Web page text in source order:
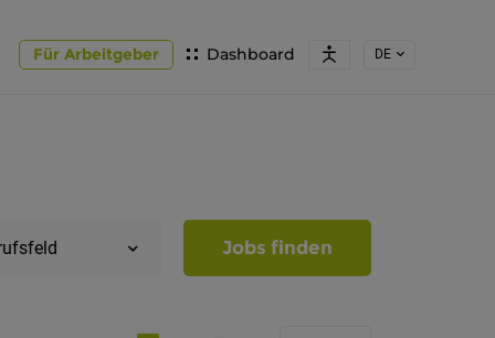
Dashboard
Für Arbeitgeber DE
Jobs finden